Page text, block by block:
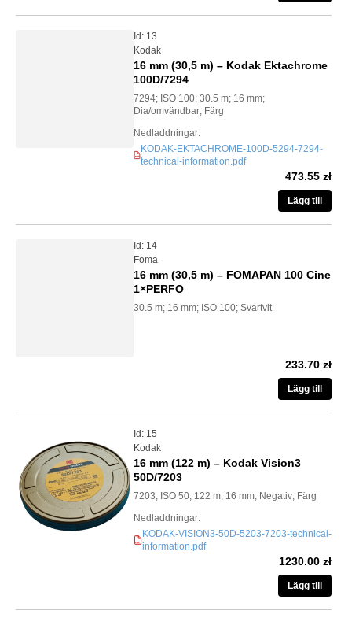
Id: 13
Kodak
16 mm (30,5 m) – Kodak Ektachrome
100D/7294
7294; ISO 100; 30.5 m; 16 mm;
Dia/omvändbar; Färg
Nedladdningar:
PDF
KODAK-EKTACHROME-100D-5294-7294-
technical-information.pdf
473.55 zł
Lägg till
Id: 14
Foma
16 mm (30,5 m) – FOMAPAN 100 Cine
1×PERFO
30.5 m; 16 mm; ISO 100; Svartvit
233.70 zł
Lägg till
Id: 15
Kodak
16 mm (122 m) – Kodak Vision3
50D/7203
7203; ISO 50; 122 m; 16 mm; Negativ; Färg
Nedladdningar:
PDF
KODAK-VISION3-50D-5203-7203-technical-
information.pdf
1230.00 zł
Lägg till